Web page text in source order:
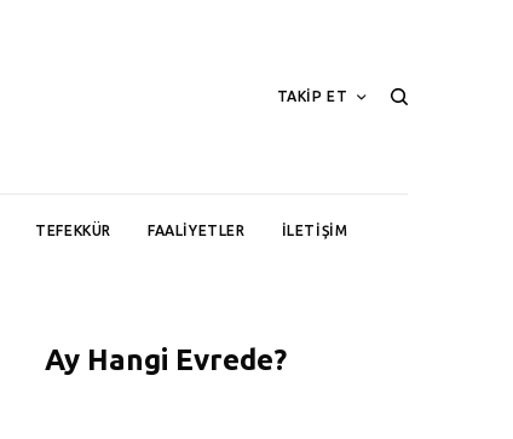
TAKİP ET
TEFEKKÜR FAALIYETLER İLETIŞIM
Ay Hangi Evrede?